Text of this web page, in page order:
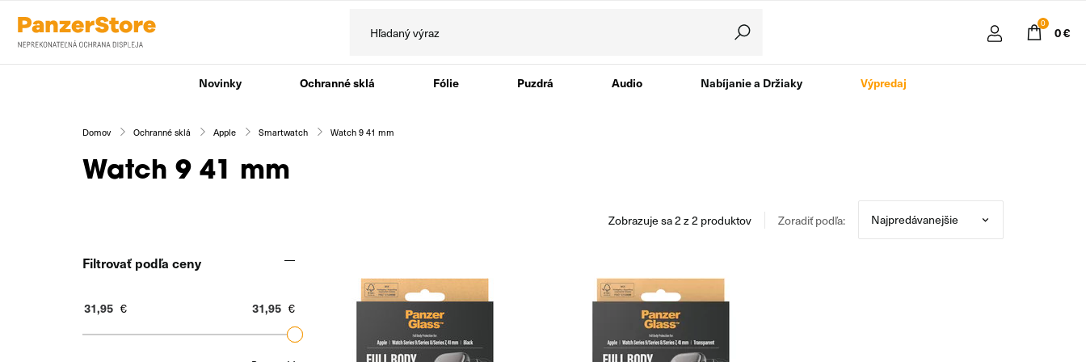
0
0 €
Novinky Ochranné sklá Fólie Puzdrá Audio Nabíjanie a Držiaky Výpredaj
Domov Ochranné sklá Apple Smartwatch Watch 9 41 mm
Watch 9 41 mm
Filtrovať podľa ceny
€ €
zobrazuje sa2 z 2 produktov Zoradiť podľa: